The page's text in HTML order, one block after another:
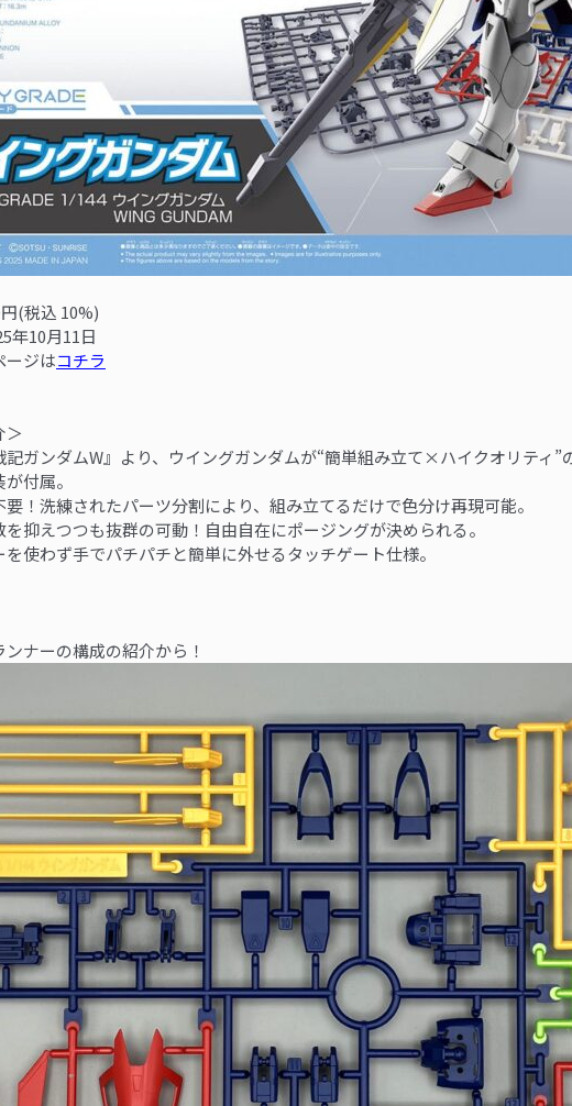
(税込 10%)
年10月11日
ージはコチラ
＞
記ガンダムW』より、ウイングガンダムが“簡単組み立て×ハイクオリティ”
付属。
！洗練されたパーツ分割により、組み立てるだけで色分け再現可能。
抑えつつも抜群の可動！自由自在にポージングが決められる。
使わず手でパチパチと簡単に外せるタッチゲート仕様。
ナーの構成の紹介から！